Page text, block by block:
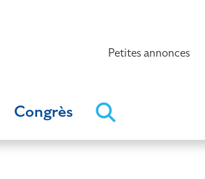
Petites annonces
Congrès